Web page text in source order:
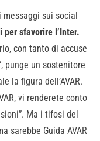
sui social
sfavorire l’Inter.
con tanto di accuse
punge un sostenitore
la figura dell’AVAR.
vi renderete conto
Ma i tifosi del
sarebbe Guida AVAR